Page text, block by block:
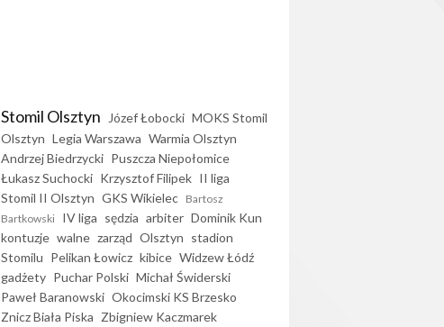
Stomil Olsztyn Józef Łobocki MOKS Stomil
Olsztyn Legia Warszawa Warmia Olsztyn
Andrzej Biedrzycki Puszcza Niepołomice
Łukasz Suchocki Krzysztof Filipek II liga
Stomil II Olsztyn GKS Wikielec Bartosz
Bartkowski IV liga sędzia arbiter Dominik Kun
kontuzje walne zarząd Olsztyn stadion
Stomilu Pelikan Łowicz kibice Widzew Łódź
gadżety Puchar Polski Michał Świderski
Paweł Baranowski Okocimski KS Brzesko
Znicz Biała Piska Zbigniew Kaczmarek